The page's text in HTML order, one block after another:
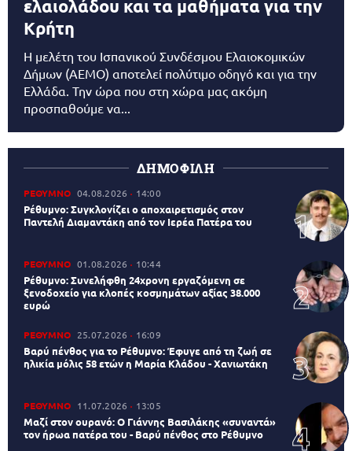
ελαιολάδου και τα μαθήματα για την
Κρήτη
Η μελέτη του Ισπανικού Συνδέσμου Ελαιοκομικών
Δήμων (AEMO) αποτελεί πολύτιμο οδηγό και για την
Ελλάδα. Την ώρα που στη χώρα μας ακόμη
προσπαθούμε να...
ΔΗΜΟΦΙΛΗ
ΡΕΘΥΜΝΟ 04.08.2026 14:00
Ρέθυμνο: Συγκλονίζει ο αποχαιρετισμός στον
Παντελή Διαμαντάκη από τον Ιερέα Πατέρα του
ΡΕΘΥΜΝΟ 01.08.2026 10:44
Ρέθυμνο: Συνελήφθη 24χρονη εργαζόμενη σε
ξενοδοχείο για κλοπές κοσμημάτων αξίας 38.000
ευρώ
ΡΕΘΥΜΝΟ 25.07.2026 16:09
Βαρύ πένθος για το Ρέθυμνο: Έφυγε από τη ζωή σε
ηλικία μόλις 58 ετών η Μαρία Κλάδου - Χανιωτάκη
ΡΕΘΥΜΝΟ 11.07.2026 13:05
Μαζί στον ουρανό: Ο Γιάννης Βασιλάκης «συναντά»
τον ήρωα πατέρα του - Βαρύ πένθος στο Ρέθυμνο